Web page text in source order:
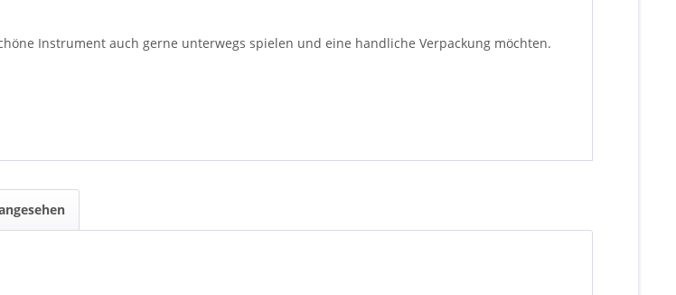
Instrument auch gerne unterwegs spielen und eine handliche Verpackung möchten.